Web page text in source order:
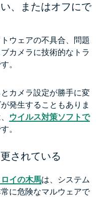
、またはオフにで
ウェアの不具合、問題
カメラに技術的なトラ
。
カメラ設定が勝手に変
発生することもありま
ウイルス対策ソフトで
。
されている
イの木馬は、システム
に危険なマルウェアで